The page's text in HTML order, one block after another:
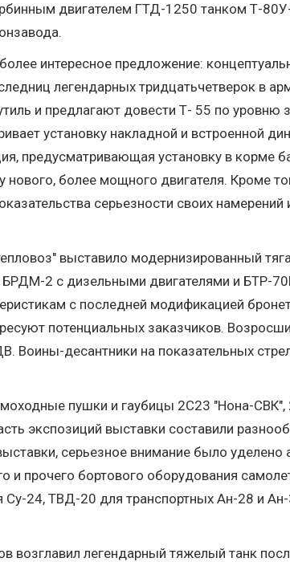
двигателем ГТД-1250 танком Т-
интересное предложение:
легендарных тридцатьчетверок в
и предлагают довести Т- 55 по уровню
установку накладной и встроенной
предусматривающая установку в корме
более мощного двигателя. Кроме
серьезности своих
выставило модернизированный
БРДМ-2 с дизельными двигателями и БТР-
с последней модификацией
потенциальных заказчиков.
десантники на показательных
пушки и гаубицы 2С23 "Нона-
экспозиций выставки составили
серьезное внимание было уделено
и прочего бортового оборудования
24, ТВД-20 для транспортных Ан-28 и Ан-
возглавил легендарный тяжелый танк